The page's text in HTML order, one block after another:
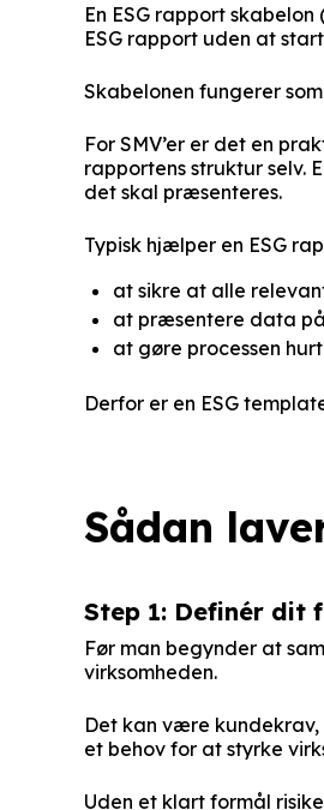
En ESG rapport
ESG rapport uden at
Skabelonen fungerer
For SMV’er er det en
rapportens struktur selv.
det skal præsenteres.
Typisk hjælper en ESG
at sikre at alle
at præsentere data
at gøre processen
Derfor er en ESG
Sådan
Step 1: Definér dit
Før man begynder at
virksomheden.
Det kan være
et behov for at styrke
Uden et klart formål